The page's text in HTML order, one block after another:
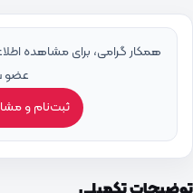
همکار گرامی، برای مشاهده
عضو
ثبت‌نام و